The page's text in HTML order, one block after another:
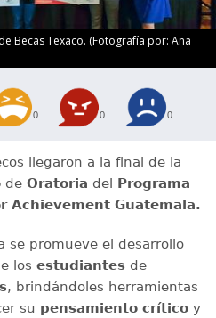
Becas Texaco. (Fotografía por: Ana
0 0 0
llegaron a la final de la
deOratoria del Programa
Achievement Guatemala.
se promueve el desarrollo
los estudiantesde
, brindándoles herramientas
su pensamiento críticoy